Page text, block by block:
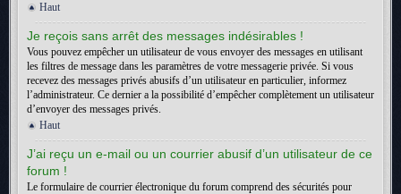
Haut
Je reçois sans arrêt des messages indésirables !
Vous pouvez empêcher un utilisateur de vous envoyer des messages en utilisant
les filtres de message dans les paramètres de votre messagerie privée. Si vous
recevez des messages privés abusifs d’un utilisateur en particulier, informez
l’administrateur. Ce dernier a la possibilité d’empêcher complètement un utilisateur
d’envoyer des messages privés.
Haut
J’ai reçu un e-mail ou un courrier abusif d’un utilisateur de ce
forum !
Le formulaire de courrier électronique du forum comprend des sécurités pour